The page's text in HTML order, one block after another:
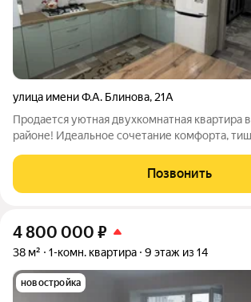
улица имени Ф.А. Блинова, 21А
Продается уютная двухкомнатная квартира
районе! Идеальное сочетание комфорта,
дружелюбными соседями, что создает
комфортного проживания. Плюсы
Позвонить
4 800 000 ₽
38 м² 1-комн. квартира 9 этаж из 14
новостройка